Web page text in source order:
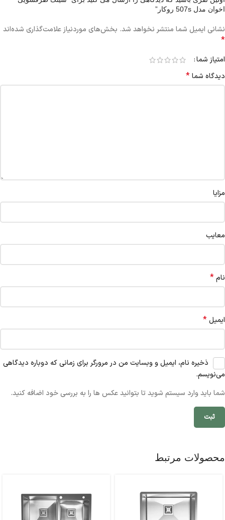
اخوان مدل 507s روکار”
نشانی ایمیل شما منتشر نخواهد شد. بخش‌های موردنیاز علامت‌گذاری شده‌اند
*
امتیاز شما
دیدگاه شما*
مزایا
معایب
نام*
ایمیل*
ذخیره نام، ایمیل و وبسایت من در مرورگر برای زمانی که دوباره دیدگاهی
می‌نویسم.
شما باید وارد سیستم شوید تا بتوانید عکس ها را به بررسی خود اضافه کنید.
محصولات مرتبط